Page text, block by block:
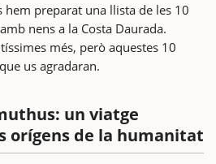
hem preparat una llista de les 10
nens a la Costa Daurada.
més, però aquestes 10
us agradaran.
un viatge
orígens de la humanitat